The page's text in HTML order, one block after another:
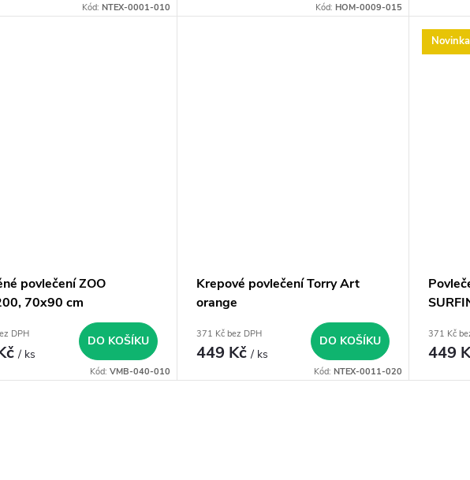
Kód: NTEX-0001-010 Kód: HOM-0009-015
povlečení ZOO
70x90 cm
DPH
/ ks
DO KOŠÍKU
Kód: VMB-040-010
Krepové povlečení Torry Art
orange
371 Kč bez DPH
449 Kč/ ks
DO KOŠÍKU
Kód: NTEX-0011-020
Novinka
371 Kč
449